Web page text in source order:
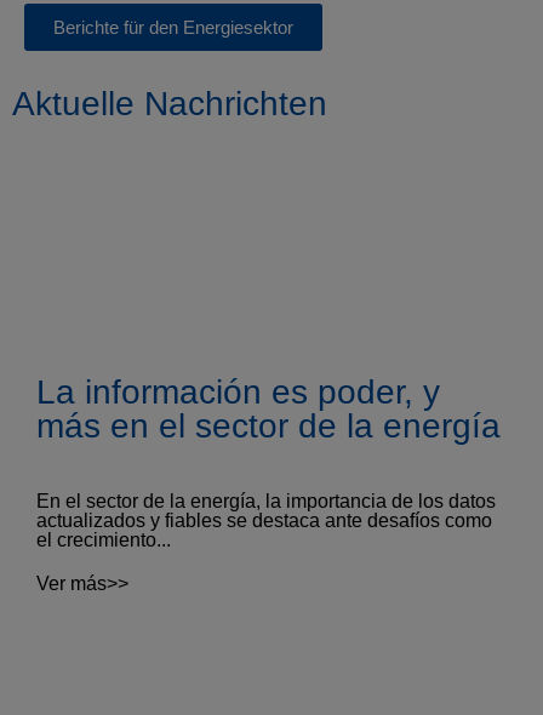
Berichte für den Energiesektor
Aktuelle Nachrichten
La información es poder, y
más en el sector de la energía
En el sector de la energía, la importancia de los datos
actualizados y fiables se destaca ante desafíos como
el crecimiento...
Ver más>>